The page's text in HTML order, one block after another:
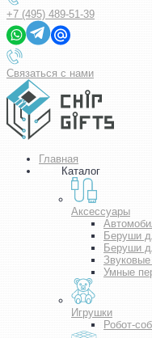
+7 (495) 489-51-39
Связаться с нами
Главная
Каталог
Аксессуары
Беруши
Беруши
Умные
Игрушки
Робот-